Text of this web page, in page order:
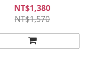
NT$1,380
NT$1,570